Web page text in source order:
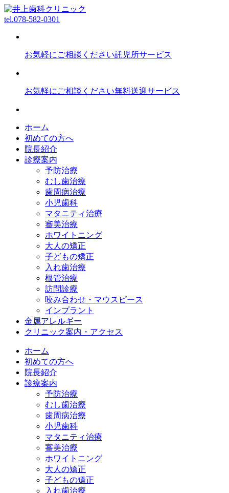
tel.078-582-0301
お気軽にご相談ください託児所サービス
お気軽にご相談ください無料送迎サービス
ホーム
初めての方へ
院長紹介
診療案内
予防治療
むし歯治療
歯周病治療
小児歯科
マタニティ治療
審美治療
ホワイトニング
大人の矯正
子どもの矯正
入れ歯治療
根管治療
訪問診療
咬み合わせ・マウスピース
インプラント
金属アレルギー
クリニック案内・アクセス
ホーム
初めての方へ
院長紹介
診療案内
予防治療
むし歯治療
歯周病治療
小児歯科
マタニティ治療
審美治療
ホワイトニング
大人の矯正
子どもの矯正
入れ歯治療